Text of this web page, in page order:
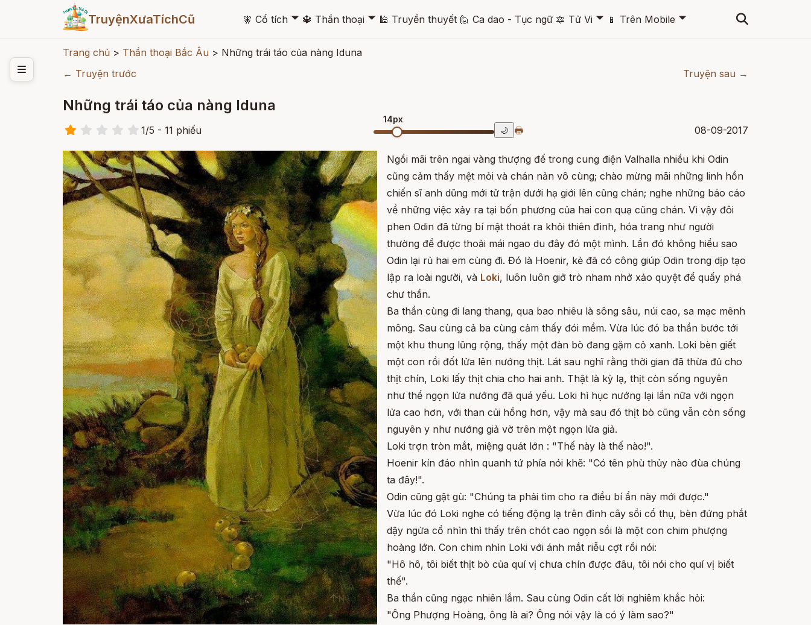
TruyệnXưaTíchCũ 🧚 Cổ tích 🞃 🔱 Thần thoại 🞃 🕌 Truyền thuyết 🙋 Ca dao - Tục ngữ 🔯 Tử Vi 🞃 📱 Trên Mobile 🞃
Trang chủ > Thần thoại Bắc Âu > Những trái táo của nàng Iduna
← Truyện trước
Truyện sau →
Những trái táo của nàng Iduna
1/5 - 11 phiếu
14px
🌙 🖶 08-09-2017
Ngồi mãi trên ngai vàng thượng đế trong cung điện Valhalla nhiều khi Odin
cũng cảm thấy mệt mỏi và chán nản vô cùng; chào mừng mãi những linh hồn
chiến sĩ anh dũng mới tử trận dưới hạ giới lên cũng chán; nghe những báo cáo
về những việc xảy ra tại bốn phương của hai con quạ cũng chán. Vì vậy đôi
phen Odin đã từng bí mật thoát ra khỏi thiên đình, hóa trang như người
thường để được thoải mái ngao du đây đó một mình. Lần đó không hiểu sao
Odin lại rủ hai em cùng đi. Đó là Hoenir, kẻ đã có công giúp Odin trong dịp tạo
lập ra loài người, và Loki, luôn luôn giở trò nham nhở xảo quyệt để quấy phá
chư thần.
Ba thần cùng đi lang thang, qua bao nhiêu là sông sâu, núi cao, sa mạc mênh
mông. Sau cùng cả ba cùng cảm thấy đói mềm. Vừa lúc đó ba thần bước tới
một khu thung lũng rộng, thấy một đàn bò đang gặm cỏ xanh. Loki bèn giết
một con rồi đốt lửa lên nướng thịt. Lát sau nghĩ rằng thời gian đã thừa đủ cho
thịt chín, Loki lấy thịt chia cho hai anh. Thật là kỳ lạ, thịt còn sống nguyên
như thể ngọn lửa nướng đã quá yếu. Loki hì hục nướng lại lần nữa với ngọn
lửa cao hơn, với than củi hồng hơn, vậy mà sau đó thịt bò cũng vẫn còn sống
nguyên y như nướng giả vờ trên một ngọn lửa giả.
Loki trợn tròn mắt, miệng quát lớn : "Thế này là thế nào!".
Hoenir kín đáo nhìn quanh tứ phía nói khẽ: "Có tên phù thủy nào đùa chúng
ta đây!".
Odin cũng gật gù: "Chúng ta phải tìm cho ra điều bí ẩn này mới được."
Vừa lúc đó Loki nghe có tiếng động lạ trên đỉnh cây sồi cổ thụ, bèn đứng phắt
dậy ngửa cổ nhìn thì thấy trên chót cao ngọn sồi là một con chim phượng
hoàng lớn. Con chim nhìn Loki với ánh mắt riễu cợt rồi nói:
"Hô hô, tôi biết thịt bò của quí vị chưa chín được đâu, tôi nói cho quí vị biết
thế".
Ba thần cũng ngạc nhiên lắm. Sau cùng Odin cất lời nghiêm khắc hỏi:
"Ông Phượng Hoàng, ông là ai? Ông nói vậy là có ý làm sao?"